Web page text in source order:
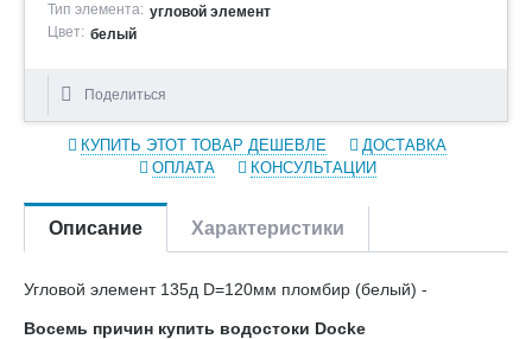
Тип элемента: угловой элемент
Цвет: белый
Поделиться
КУПИТЬ ЭТОТ ТОВАР ДЕШЕВЛЕ
ДОСТАВКА
ОПЛАТА
КОНСУЛЬТАЦИИ
Описание Характеристики
Угловой элемент 135д D=120мм пломбир (белый) -
Восемь причин купить водостоки Docke